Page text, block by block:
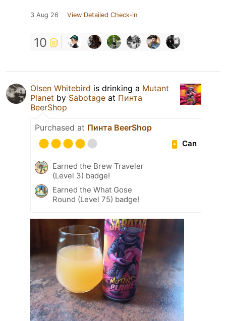
3 Aug 26 View Detailed Check-in
10
Olsen Whitebird is drinking a Mutant
Planet by Sabotage at Пинта
BeerShop
Purchased at Пинта BeerShop
Can
Earned the Brew Traveler
(Level 3) badge!
Earned the What Gose
Round (Level 75) badge!